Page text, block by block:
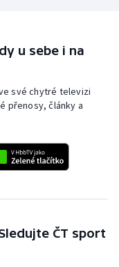
u sebe i na
své chytré televizi
přenosy, články a
ČT sport